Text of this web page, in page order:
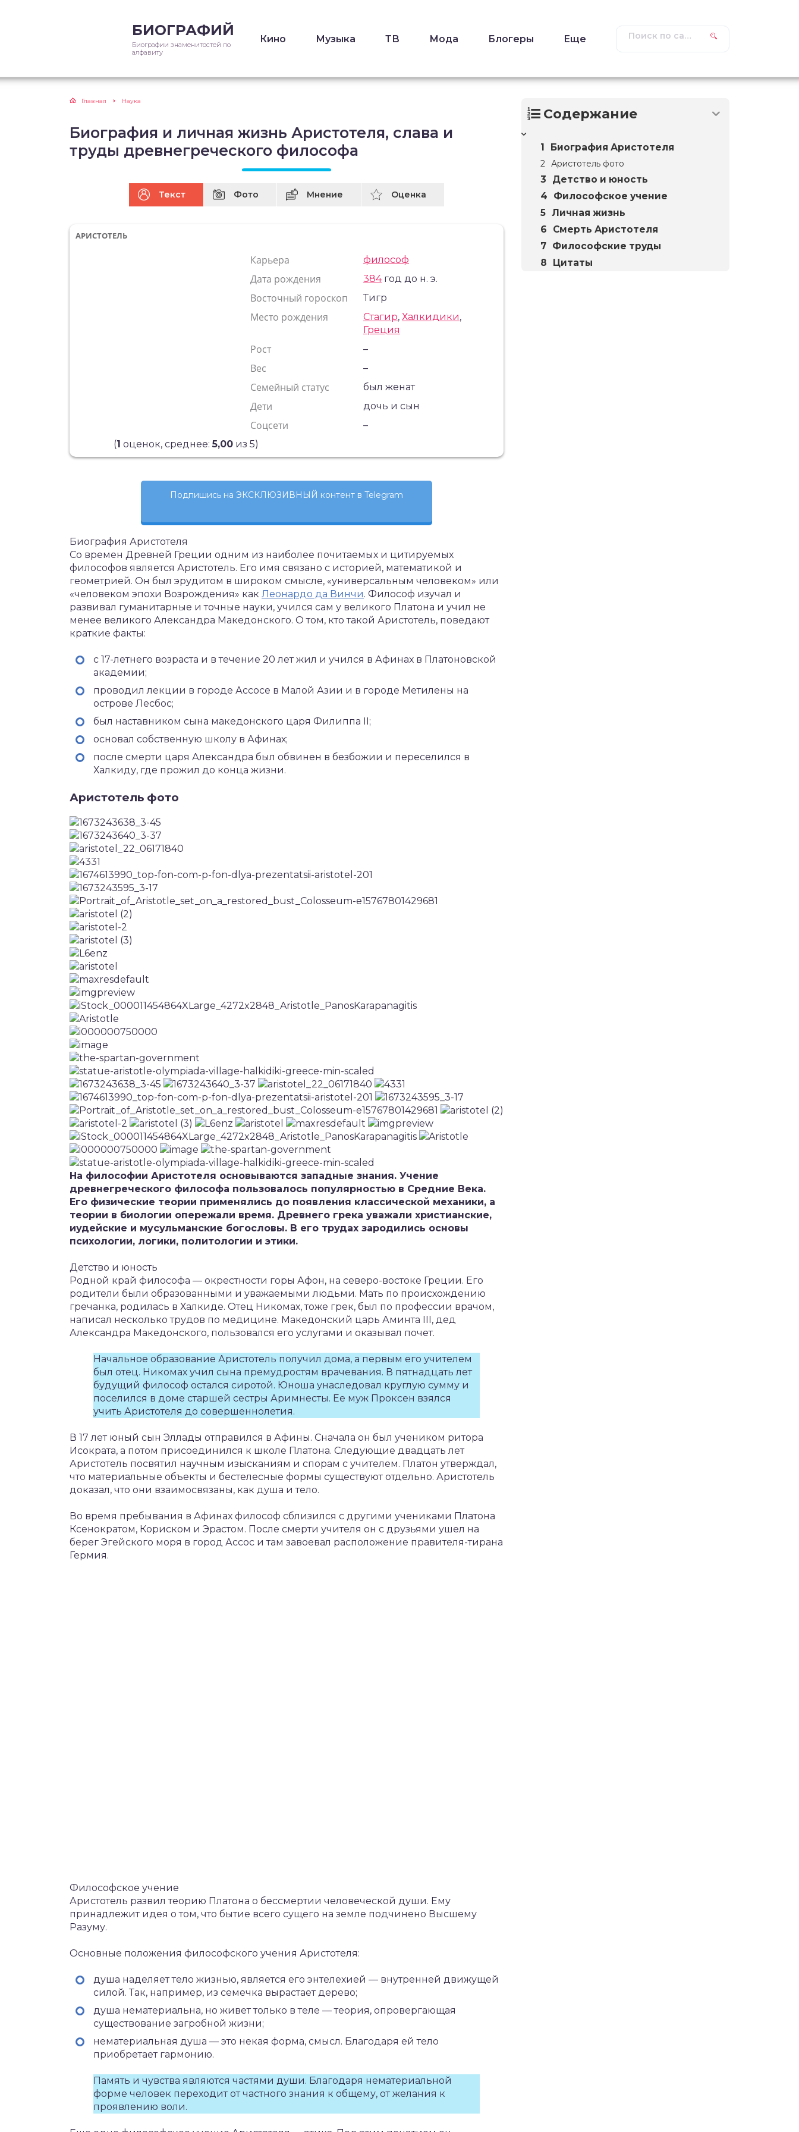
БИОГРАФИЙ
Биографии знаменитостей по
алфавиту
Кино Музыка ТВ Мода Блогеры Еще
Главная Наука
Биография и личная жизнь Аристотеля, слава и
труды древнегреческого философа
Текст Фото Мнение Оценка
АРИСТОТЕЛЬ
Карьера философ
Дата рождения 384год до н. э.
Восточный гороскоп Тигр
Место рождения Стагир,Халкидики,
Греция
Рост –
Вес –
Семейный статус был женат
Дети дочь и сын
Соцсети
–
(1 оценок, среднее:5,00 из 5)
Подпишись на ЭКСКЛЮЗИВНЫЙ контент в Telegram
Биография Аристотеля
Со времен Древней Греции одним из наиболее почитаемых и цитируемых
философов является Аристотель. Его имя связано с историей, математикой и
геометрией. Он был эрудитом в широком смысле, «универсальным человеком» или
«человеком эпохи Возрождения» как Леонардо да Винчи. Философ изучал и
развивал гуманитарные и точные науки, учился сам у великого Платона и учил не
менее великого Александра Македонского. О том, кто такой Аристотель, поведают
краткие факты:
с 17-летнего возраста и в течение 20 лет жил и учился в Афинах в Платоновской
академии;
проводил лекции в городе Ассосе в Малой Азии и в городе Метилены на
острове Лесбос;
был наставником сына македонского царя Филиппа II;
основал собственную школу в Афинах;
после смерти царя Александра был обвинен в безбожии и переселился в
Халкиду, где прожил до конца жизни.
Аристотель фото
На философии Аристотеля основываются западные знания. Учение
древнегреческого философа пользовалось популярностью в Средние Века.
Его физические теории применялись до появления классической механики, а
теории в биологии опережали время. Древнего грека уважали христианские,
иудейские и мусульманские богословы. В его трудах зародились основы
психологии, логики, политологии и этики.
Детство и юность
Родной край философа — окрестности горы Афон, на северо-востоке Греции. Его
родители были образованными и уважаемыми людьми. Мать по происхождению
гречанка, родилась в Халкиде. Отец Никомах, тоже грек, был по профессии врачом,
написал несколько трудов по медицине. Македонский царь Аминта III, дед
Александра Македонского, пользовался его услугами и оказывал почет.
Начальное образование Аристотель получил дома, а первым его учителем
был отец. Никомах учил сына премудростям врачевания. В пятнадцать лет
будущий философ остался сиротой. Юноша унаследовал круглую сумму и
поселился в доме старшей сестры Аримнесты. Ее муж Проксен взялся
учить Аристотеля до совершеннолетия.
В 17 лет юный сын Эллады отправился в Афины. Сначала он был учеником ритора
Исократа, а потом присоединился к школе Платона. Следующие двадцать лет
Аристотель посвятил научным изысканиям и спорам с учителем. Платон утверждал,
что материальные объекты и бестелесные формы существуют отдельно. Аристотель
доказал, что они взаимосвязаны, как душа и тело.
Во время пребывания в Афинах философ сблизился с другими учениками Платона
Ксенократом, Кориском и Эрастом. После смерти учителя он с друзьями ушел на
берег Эгейского моря в город Ассос и там завоевал расположение правителя-тирана
Гермия.
Философское учение
Аристотель развил теорию Платона о бессмертии человеческой души. Ему
принадлежит идея о том, что бытие всего сущего на земле подчинено Высшему
Разуму.
Основные положения философского учения Аристотеля:
душа наделяет тело жизнью, является его энтелехией — внутренней движущей
силой. Так, например, из семечка вырастает дерево;
душа нематериальна, но живет только в теле — теория, опровергающая
существование загробной жизни;
нематериальная душа — это некая форма, смысл. Благодаря ей тело
приобретает гармонию.
Память и чувства являются частями души. Благодаря нематериальной
форме человек переходит от частного знания к общему, от желания к
проявлению воли.
Содержание
Биография Аристотеля
Аристотель фото
Детство и юность
Философское учение
Личная жизнь
Смерть Аристотеля
Философские труды
Цитаты